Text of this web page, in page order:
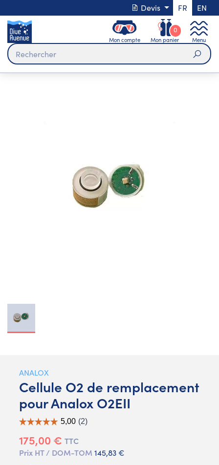
Devis FR EN
Mon compte Mon panier
0
Menu
ANALOX
Cellule O2 de remplacement
pour Analox O2EII
175,00 € TTC
Prix HT / DOM-TOM 145,83 €